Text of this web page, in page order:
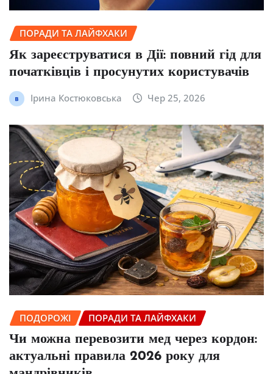
ПОРАДИ ТА ЛАЙФХАКИ
Як зареєструватися в Дії: повний гід для
початківців і просунутих користувачів
Ірина Костюковська Чер 25, 2026
ПОДОРОЖІ ПОРАДИ ТА ЛАЙФХАКИ
Чи можна перевозити мед через кордон:
актуальні правила 2026 року для